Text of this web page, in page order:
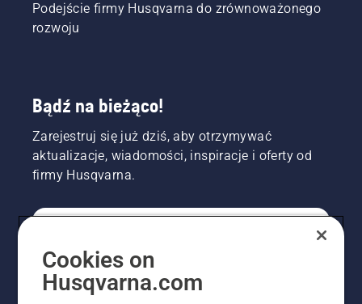
Podejście firmy Husqvarna do zrównoważonego
rozwoju
Bądź na bieżąco!
Zarejestruj się już dziś, aby otrzymywać
aktualizacje, wiadomości, inspiracje i oferty od
firmy Husqvarna.
PROFESJONALISTA
Cookies on
Husqvarna.com